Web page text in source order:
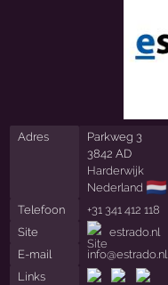
Adres
Parkweg 3
3842 AD
Harderwijk
Nederland 🇳🇱
Telefoon
+31 341 412 118
Site
estrado.nl
E-mail
info@estrado.nl
Links